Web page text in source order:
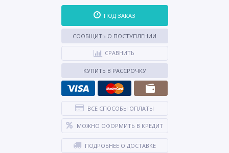
ПОД ЗАКАЗ
СООБЩИТЬ О ПОСТУПЛЕНИИ
СРАВНИТЬ
КУПИТЬ В РАССРОЧКУ
ВСЕ СПОСОБЫ ОПЛАТЫ
МОЖНО ОФОРМИТЬ В КРЕДИТ
ПОДРОБНЕЕ О ДОСТАВКЕ